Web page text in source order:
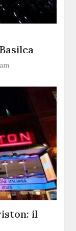
il